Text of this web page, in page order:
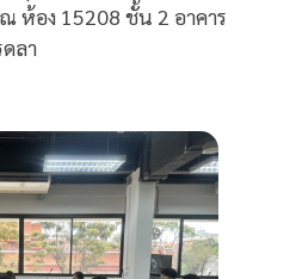
ห้อง 15208 ชั้น 2 อาคาร
ลา